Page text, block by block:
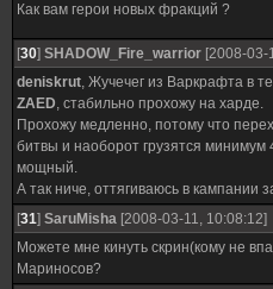
Как вам герои новых фракций ?
[30] SHADOW_Fire_warrior [2008-03-
deniskrut, Жучечег из Варкрафта в
ZAED, стабильно прохожу на харде.
Прохожу медленно, потому что
битвы и наоборот грузятся минимум
мощный.
А так ниче, оттягиваюсь в кампании
[31] SaruMisha [2008-03-11, 10:08:12]
Можете мне кинуть скрин(кому не
Мариносов?